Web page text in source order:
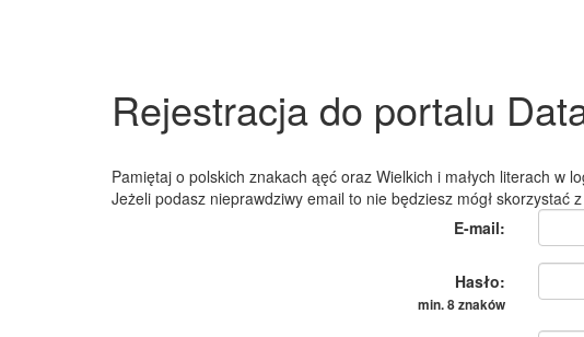
Rejestracja do portalu
Pamiętaj o polskich znakach ąęć oraz Wielkich i małych literach w
Jeżeli podasz nieprawdziwy email to nie będziesz mógł skorzystać
E-mail:
Hasło:
min. 8 znaków